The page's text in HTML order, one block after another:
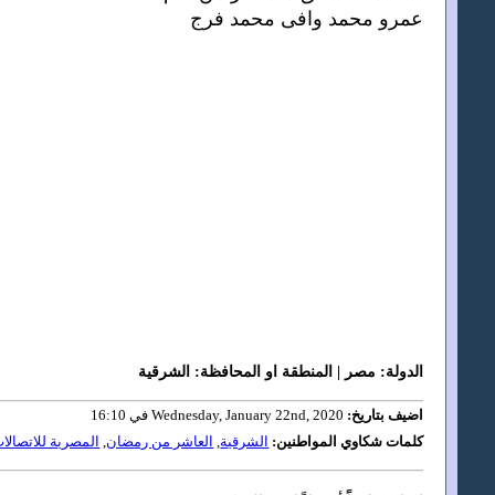
عمرو محمد وافى محمد فرج
الدولة: مصر | المنطقة او المحافظة: الشرقية
اضيف بتاريخ:
كلمات شكاوي المواطنين: الشرقية, العاشر من رمضان, المصرية